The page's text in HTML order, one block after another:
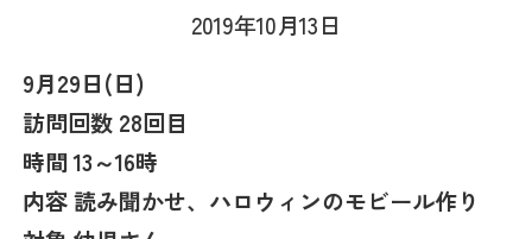
2019年10月13日
9月29日(日)
訪問回数 28回目
時間 13～16時
内容 読み聞かせ、ハロウィンのモビール作り